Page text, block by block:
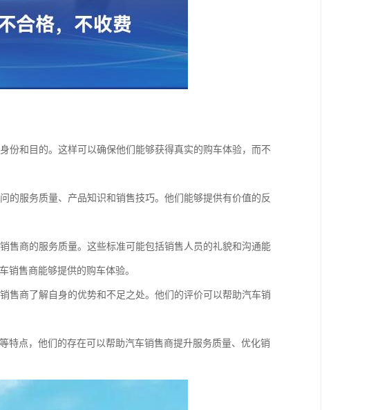
份和目的。这样可以确保他们能够获得真实的购车体验，而不
的服务质量、产品知识和销售技巧。他们能够提供有价值的反
售商的服务质量。这些标准可能包括销售人员的礼貌和沟通能
销售商能够提供的购车体验。
售商了解自身的优势和不足之处。他们的评价可以帮助汽车销
特点，他们的存在可以帮助汽车销售商提升服务质量、优化销